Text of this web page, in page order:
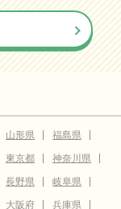
山形県
福島県
東京都
神奈川県
長野県
岐阜県
大阪府
兵庫県